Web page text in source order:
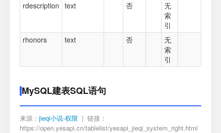
rdescription text 否
无
索
引
rhonors
text 否
无
索
引
MySQL建表SQL语句
来源： jieqi小说-权限 | 链接：
https://open.yesapi.cn/tablelist/yesapi_jieqi_system_right.html